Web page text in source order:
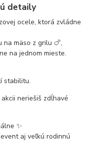
detaily
ocele, ktorá zvládne
mäso z grilu 🍗,
na jednom mieste.
stabilitu.
neriešiš zdĺhavé
✨
aj veľkú rodinnú